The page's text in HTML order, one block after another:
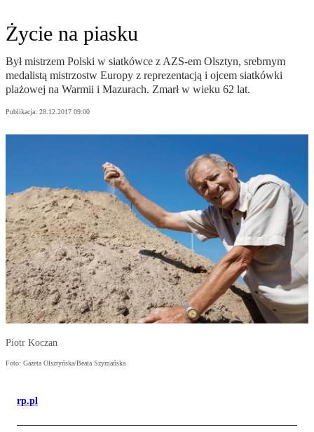
Życie na piasku
Był mistrzem Polski w siatkówce z AZS-em Olsztyn, srebrnym
medalistą mistrzostw Europy z reprezentacją i ojcem siatkówki
plażowej na Warmii i Mazurach. Zmarł w wieku 62 lat.
Publikacja: 28.12.2017 09:00
Piotr Koczan
Foto: Gazeta Olsztyńska/Beata Szymańska
rp.pl